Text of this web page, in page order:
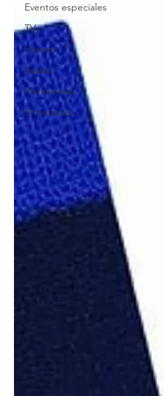
Eventos especiales
TV
Promos
Teatro
Plataformas
Entrevistas